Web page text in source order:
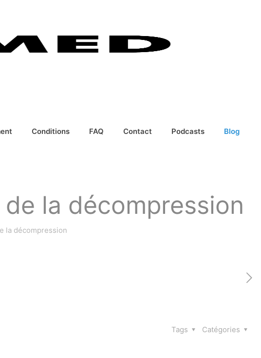
Conditions FAQ Contact Podcasts Blog
la décompression
la décompression
Catégories
Tags